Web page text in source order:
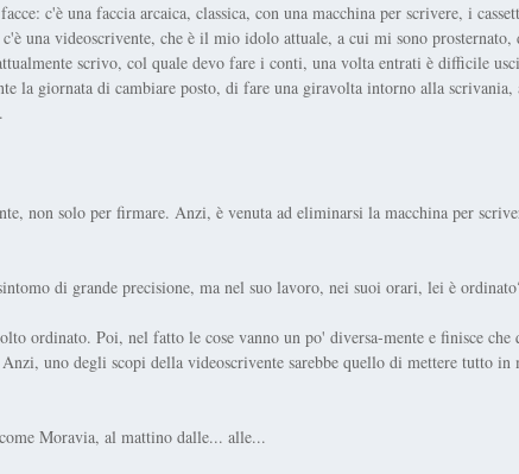
c'è una faccia arcaica, classica, con una macchina per scrivere, i
una videoscrivente, che è il mio idolo attuale, a cui mi sono prosternato,
scrivo, col quale devo fare i conti, una volta entrati è difficile
la giornata di cambiare posto, di fare una giravolta intorno alla scrivania,
non solo per firmare. Anzi, è venuta ad eliminarsi la macchina per
di grande precisione, ma nel suo lavoro, nei suoi orari, lei è
ordinato. Poi, nel fatto le cose vanno un po' diversa-mente e finisce che
uno degli scopi della videoscrivente sarebbe quello di mettere tutto in
Moravia, al mattino dalle... alle...